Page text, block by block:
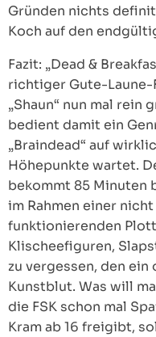
Gründen nichts
Koch auf den
Fazit: „Dead &
richtiger Gute-
„Shaun“ nun mal
bedient damit ein
„Braindead“ auf
Höhepunkte wartet.
bekommt 85 Minuten
im Rahmen einer
funktionierenden
Klischeefiguren,
zu vergessen, den
Kunstblut. Was will
die FSK schon mal
Kram ab 16 freigibt,